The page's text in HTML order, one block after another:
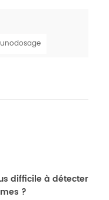
première fois en
malades .
difficile à détecter
?